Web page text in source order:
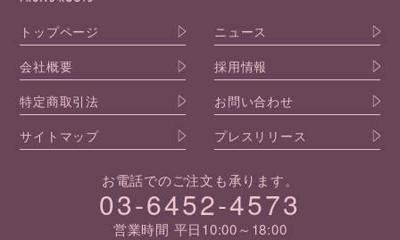
トップページ
ニュース
会社概要
採用情報
特定商取引法
お問い合わせ
サイトマップ
プレスリリース
お電話でのご注文も承ります。
03-6452-4573
営業時間 平日10:00～18:00